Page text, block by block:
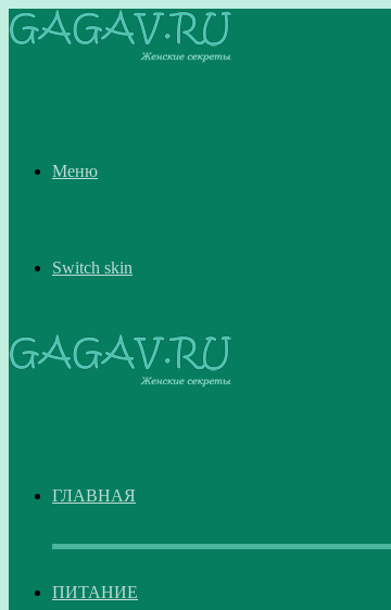
Меню
Switch skin
ГЛАВНАЯ
ПИТАНИЕ